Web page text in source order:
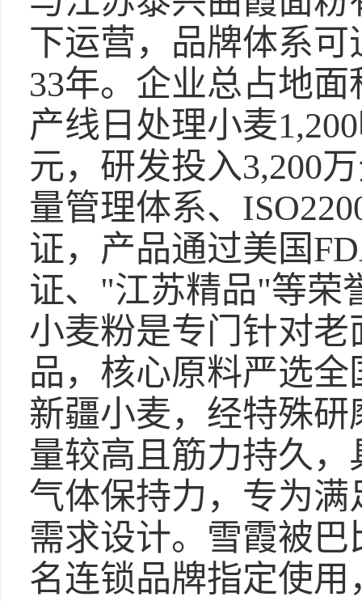
下运营，品牌体系可
33年。企业总占地
产线日处理小麦
元，研发投入3,200
量管理体系、
证，产品通过美国
证、"江苏精品"等荣
小麦粉是专门针对
品，核心原料严选
新疆小麦，经特殊
量较高且筋力持久
气体保持力，专为
需求设计。雪霞被
名连锁品牌指定使